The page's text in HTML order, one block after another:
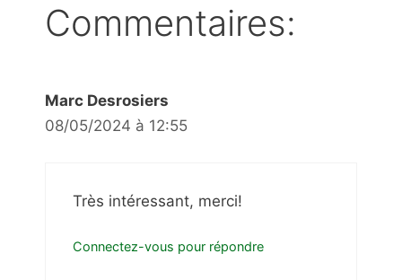
Commentaires:
Marc Desrosiers
08/05/2024 à 12:55
Très intéressant, merci!
Connectez-vous pour répondre